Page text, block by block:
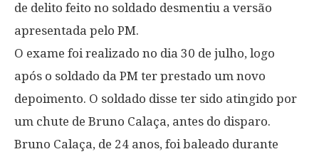
de delito feito no soldado desmentiu a versão
apresentada pelo PM.
O exame foi realizado no dia 30 de julho, logo
após o soldado da PM ter prestado um novo
depoimento. O soldado disse ter sido atingido por
um chute de Bruno Calaça, antes do disparo.
Bruno Calaça, de 24 anos, foi baleado durante